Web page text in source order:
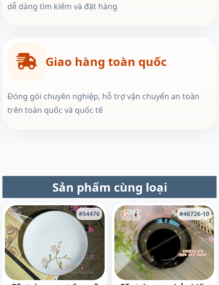
dễ dàng tìm kiếm và đặt hàng
Giao hàng toàn quốc
Đóng gói chuyên nghiệp, hỗ trợ vận chuyển an toàn
trên toàn quốc và quốc tế
Sản phẩm cùng loại
#54476 #46726-10